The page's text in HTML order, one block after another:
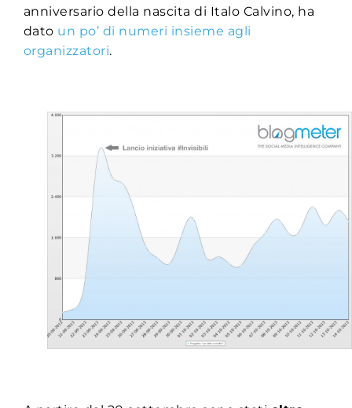
anniversario della nascita di Italo Calvino, ha
dato un po’ di numeri insieme agli
organizzatori.